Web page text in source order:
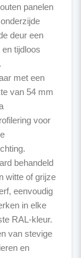
panelen
deur een
en tijdloos
met een
van 54 mm
voor
behandeld
witte of grijze
eenvoudig
in elke
RAL-kleur.
van stevige
en